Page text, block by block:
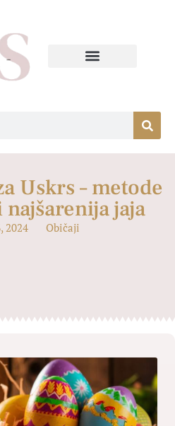
Uskrs – metode
najšarenija jaja
2024 Običaji